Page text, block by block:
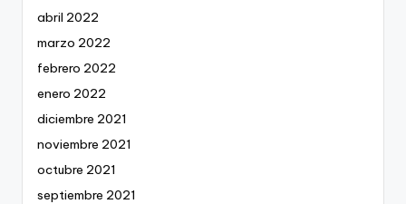
abril 2022
marzo 2022
febrero 2022
enero 2022
diciembre 2021
noviembre 2021
octubre 2021
septiembre 2021